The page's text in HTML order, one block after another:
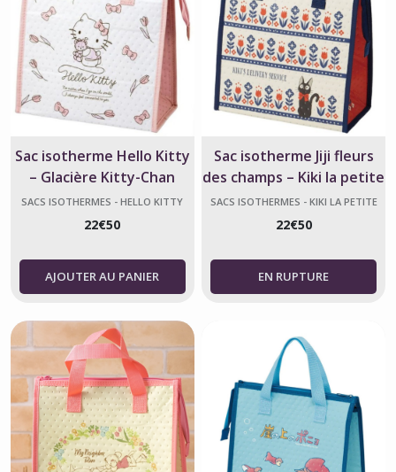
Sac isotherme Hello Kitty
– Glacière Kitty-Chan
Officielle
SACS ISOTHERMES - HELLO KITTY
22€50
AJOUTER AU PANIER
Sac isotherme Jiji fleurs
des champs – Kiki la petite
sorcière
SACS ISOTHERMES - KIKI LA PETITE
22€50